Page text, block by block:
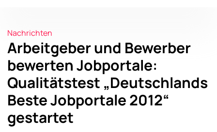
Nachrichten
Arbeitgeber und Bewerber
bewerten Jobportale:
Qualitätstest „Deutschlands
Beste Jobportale 2012“
gestartet